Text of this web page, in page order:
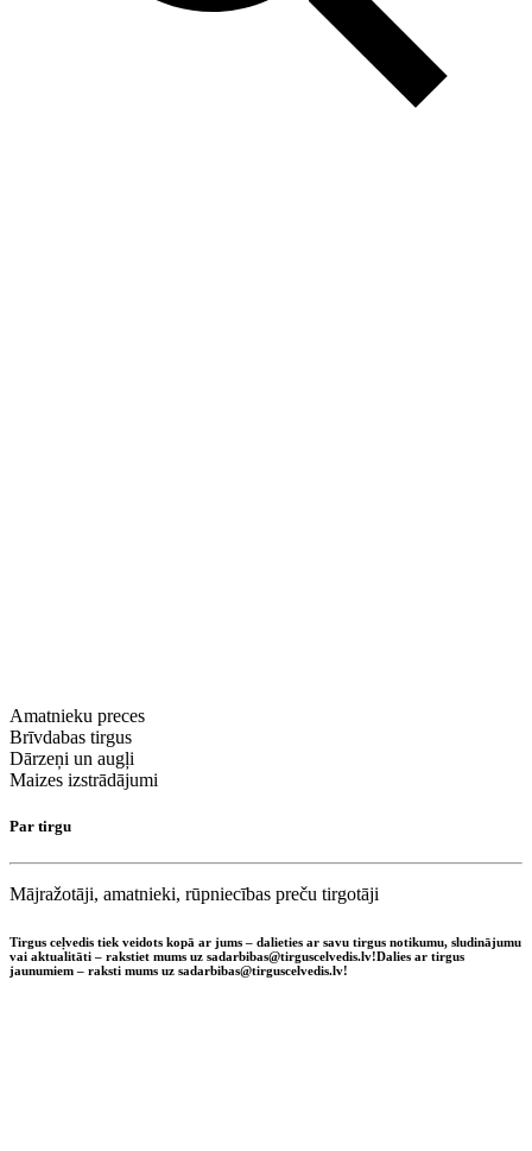
Amatnieku preces
Brīvdabas tirgus
Dārzeņi un augļi
Maizes izstrādājumi
Par tirgu
Mājražotāji, amatnieki, rūpniecības preču tirgotāji
Tirgus ceļvedis tiek veidots kopā ar jums – dalieties ar savu tirgus notikumu, sludinājumu
vai aktualitāti – rakstiet mums uz sadarbibas@tirguscelvedis.lv!Dalies ar tirgus
jaunumiem – raksti mums uz sadarbibas@tirguscelvedis.lv!